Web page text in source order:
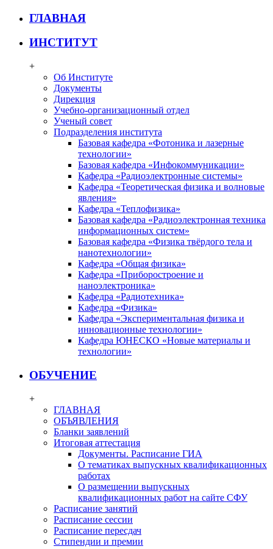
ГЛАВНАЯ
ИНСТИТУТ
+
Об Институте
Документы
Дирекция
Учебно-организационный отдел
Ученый совет
Подразделения института
Базовая кафедра «Фотоника и лазерные
технологии»
Базовая кафедра «Инфокоммуникации»
Кафедра «Радиоэлектронные системы»
Кафедра «Теоретическая физика и волновые
явления»
Кафедра «Теплофизика»
Базовая кафедра «Радиоэлектронная техника
информационных систем»
Базовая кафедра «Физика твёрдого тела и
нанотехнологии»
Кафедра «Общая физика»
Кафедра «Приборостроение и
наноэлектроника»
Кафедра «Радиотехника»
Кафедра «Физика»
Кафедра «Экспериментальная физика и
инновационные технологии»
Кафедра ЮНЕСКО «Новые материалы и
технологии»
ОБУЧЕНИЕ
+
ГЛАВНАЯ
ОБЪЯВЛЕНИЯ
Бланки заявлений
Итоговая аттестация
Документы. Расписание ГИА
О тематиках выпускных квалификационных
работах
О размещении выпускных
квалификационных работ на сайте СФУ
Расписание занятий
Расписание сессии
Расписание пересдач
Стипендии и премии